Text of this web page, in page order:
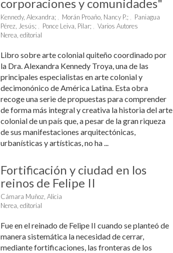
corporaciones y comunidades"
Kennedy, Alexandra; Morán Proaño, Nancy P.;
Paniagua
Pérez, Jesús; Ponce Leiva, Pilar;
Varios Autores
Nerea, editorial
Libro sobre arte colonial quiteño coordinado por
la Dra. Alexandra Kennedy Troya, una de las
principales especialistas en arte colonial y
decimonónico de América Latina. Esta obra
recoge una serie de propuestas para comprender
de forma más integral y creativa la historia del arte
colonial de un país que, a pesar de la gran riqueza
de sus manifestaciones arquitectónicas,
urbanísticas y artísticas, no ha ...
Fortificación y ciudad en los
reinos de Felipe II
Cámara Muñoz, Alicia
Nerea, editorial
Fue en el reinado de Felipe II cuando se planteó de
manera sistemática la necesidad de cerrar,
mediante fortificaciones, las fronteras de los